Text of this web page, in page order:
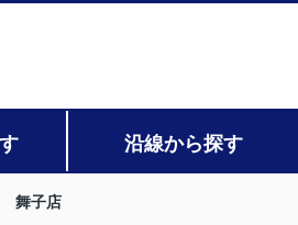
沿線から探す
舞子店